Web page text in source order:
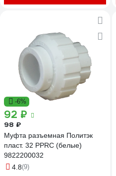
-6%
92 ₽
98 ₽
Муфта разъемная Политэк
пласт. 32 PPRC (белые)
9822200032
4.8(9)